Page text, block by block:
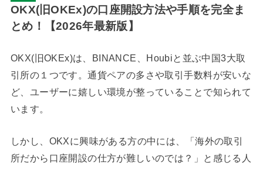
OKX(旧OKEx)の口座開設方法や手順を完全ま
とめ！【2026年最新版】
OKX(旧OKEx)は、BINANCE、Houbiと並ぶ中国3大取
引所の１つです。通貨ペアの多さや取引手数料が安いな
ど、ユーザーに嬉しい環境が整っていることで知られて
います。
しかし、OKXに興味がある方の中には、「海外の取引
所だから口座開設の仕方が難しいのでは？」と感じる人